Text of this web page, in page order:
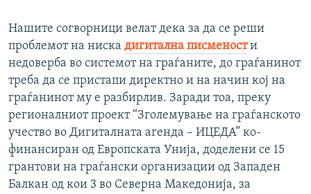
Нашите согворници велат дека за да се реши
проблемот на ниска дигитална писмености
недоверба во системот на граѓаните, до граѓанинот
треба да се пристапи директно и на начин кој на
граѓанинот му е разбирлив. Заради тоа, преку
регионалниот проект “Зголемување на граѓанското
учество во Дигиталната агенда – ИЦЕДА” ко-
финансиран од Европската Унија, доделени се 15
грантови на граѓански организации од Западен
Балкан од кои 3 во Северна Македонија, за